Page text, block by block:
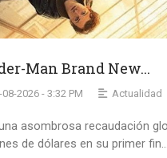
Man Brand New...
08-2026 - 3:32 PM Actualidad
asombrosa recaudación
de dólares en su primer fin...